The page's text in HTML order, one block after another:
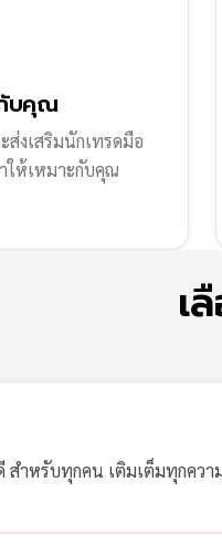
บคุณ
งเสริมนักเทรดมือ
ห้เหมาะกับคุณ
เ
ำหรับทุกคน เติมเต็มทุกควา